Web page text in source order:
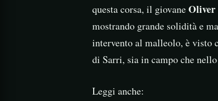
questa corsa, il giovaneOliver
mostrando grande solidità e
intervento al malleolo, è visto
di Sarri, sia in campo che
Leggi anche: